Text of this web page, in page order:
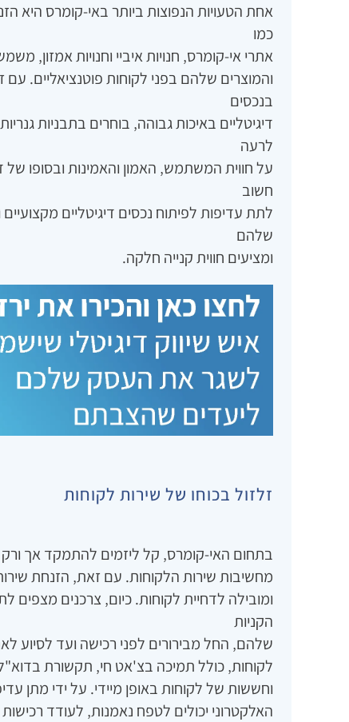
אחת הטעויות הנפוצות ביותר באי-קומרס היא
כמו
אתרי אי-קומרס‚ חנויות איביי וחנויות אמזון‚
והמוצרים שלהם בפני לקוחות פוטנציאליים.
בנכסים
דיגיטליים באיכות גבוהה‚ בוחרים בתבניות
לרעה
על חווית המשתמש‚ האמון והאמינות ובסופו
חשוב
לתת עדיפות לפיתוח נכסים דיגיטליים
שלהם
ומציעים חווית קנייה חלקה.
זלזול בכוחו של שירות לקוחות
בתחום האי-קומרס‚ קל ליזמים להתמקד אך
מחשיבות שירות הלקוחות. עם זאת‚ הזנחת
ומובילה לדחיית לקוחות. כיום‚ צרכנים
הקניות
שלהם‚ החל מבירורים לפני רכישה ועד
לקוחות‚ כולל תמיכה בצ'אט חי‚ תקשורת
וחששות של לקוחות באופן מיידי. על ידי מתן
האלקטרוני יכולים לטפח נאמנות‚ לעודד